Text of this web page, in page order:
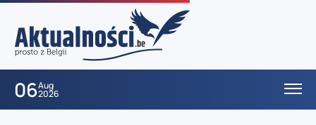
06Aug
2026